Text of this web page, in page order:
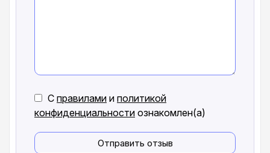
С правилами и политикой
конфиденциальности ознакомлен(а)
Отправить отзыв